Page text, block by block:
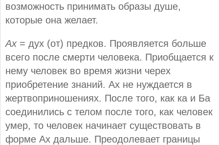
возможность принимать образы душе,
которые она желает.
Ах= дух (от) предков. Проявляется больше
всего после смерти человека. Приобщается к
нему человек во время жизни черех
приобретение знаний. Ах не нуждается в
жертвоприношениях. После того, как ка и Ба
соединились с телом после того, как человек
умер, то человек начинает существовать в
форме Ах дальше. Преодолевает границы